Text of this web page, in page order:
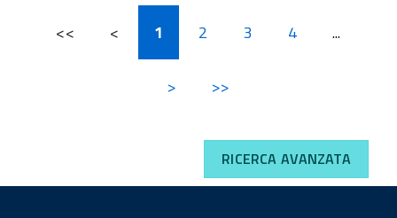
<< < 1 2 3 4 ...
> >>
RICERCA AVANZATA